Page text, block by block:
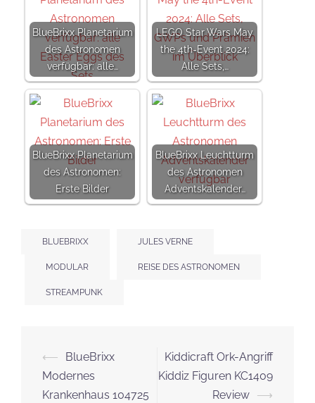
BlueBrixx Planetarium
des Astronomen
verfügbar: alle…
LEGO Star Wars May
the 4th-Event 2024:
Alle Sets,…
BlueBrixx Planetarium
des Astronomen:
Erste Bilder
BlueBrixx Leuchtturm
des Astronomen
Adventskalender…
BLUEBRIXX JULES VERNE
MODULAR REISE DES ASTRONOMEN
STREAMPUNK
Beitrags-
Navigation
⟵
BlueBrixx
Modernes
Krankenhaus 104725
Kiddicraft Ork-Angriff
Kiddiz Figuren KC1409
Review ⟶